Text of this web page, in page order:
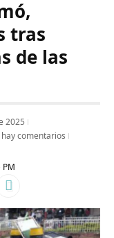
tras
de las
2025
hay comentarios